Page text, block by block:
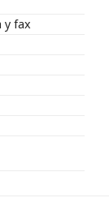
y fax